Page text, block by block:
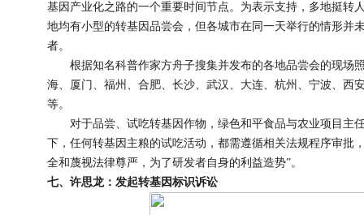
基因产业化之路的一个重要时间节点。为表示支持，多地挺转
地均有小型的转基因品尝会，但各城市在同一天举行的情形并
者。
根据知名科普作家方舟子搜集并发布的各地品尝会的现场
海、厦门、福州、合肥、长沙、武汉、大连、杭州、宁波、西
等。
对于品尝、试吃转基因作物，绿色和平食品与农业项目主
下，任何转基因主粮的试吃活动，都需遵循相关法规程序审批
全和蔑视法律尊严，为了研发者自身的利益造势”。
七、许思龙：发起转基因标识诉讼